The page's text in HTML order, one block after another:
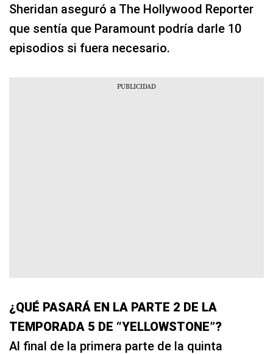
Sheridan aseguró a The Hollywood Reporter
que sentía que Paramount podría darle 10
episodios si fuera necesario.
¿QUÉ PASARÁ EN LA PARTE 2 DE LA
TEMPORADA 5 DE “YELLOWSTONE”?
Al final de la primera parte de la quinta